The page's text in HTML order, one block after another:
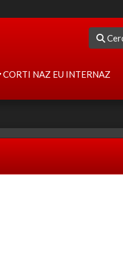
CORTI NAZ EU INTERNAZ